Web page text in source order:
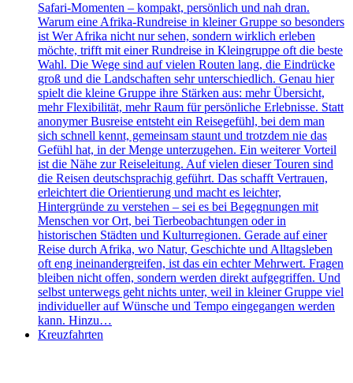
Safari-Momenten – kompakt, persönlich und nah dran.
Warum eine Afrika-Rundreise in kleiner Gruppe so besonders
ist Wer Afrika nicht nur sehen, sondern wirklich erleben
möchte, trifft mit einer Rundreise in Kleingruppe oft die beste
Wahl. Die Wege sind auf vielen Routen lang, die Eindrücke
groß und die Landschaften sehr unterschiedlich. Genau hier
spielt die kleine Gruppe ihre Stärken aus: mehr Übersicht,
mehr Flexibilität, mehr Raum für persönliche Erlebnisse. Statt
anonymer Busreise entsteht ein Reisegefühl, bei dem man
sich schnell kennt, gemeinsam staunt und trotzdem nie das
Gefühl hat, in der Menge unterzugehen. Ein weiterer Vorteil
ist die Nähe zur Reiseleitung. Auf vielen dieser Touren sind
die Reisen deutschsprachig geführt. Das schafft Vertrauen,
erleichtert die Orientierung und macht es leichter,
Hintergründe zu verstehen – sei es bei Begegnungen mit
Menschen vor Ort, bei Tierbeobachtungen oder in
historischen Städten und Kulturregionen. Gerade auf einer
Reise durch Afrika, wo Natur, Geschichte und Alltagsleben
oft eng ineinandergreifen, ist das ein echter Mehrwert. Fragen
bleiben nicht offen, sondern werden direkt aufgegriffen. Und
selbst unterwegs geht nichts unter, weil in kleiner Gruppe viel
individueller auf Wünsche und Tempo eingegangen werden
kann. Hinzu…
Kreuzfahrten